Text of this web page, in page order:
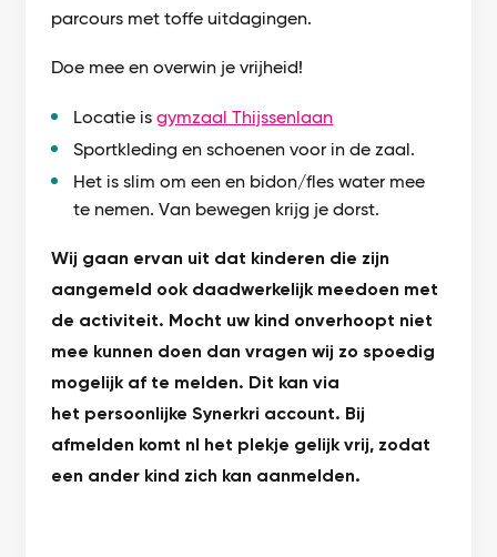
parcours met toffe uitdagingen.
Doe mee en overwin je vrijheid!
Locatie isgymzaal Thijssenlaan
Sportkleding en schoenen voor in de zaal.
Het is slim om een en bidon/fles water mee
te nemen. Van bewegen krijg je dorst.
Wij gaan ervan uit dat kinderen die zijn
aangemeld ook daadwerkelijk meedoen met
de activiteit. Mocht uw kind onverhoopt niet
mee kunnen doen dan vragen wij zo spoedig
mogelijk af te melden. Dit kan via
het persoonlijke Synerkri account. Bij
afmelden komt nl het plekje gelijk vrij, zodat
een ander kind zich kan aanmelden.